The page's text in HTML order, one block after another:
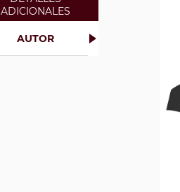
ADICIONALES
AUTOR